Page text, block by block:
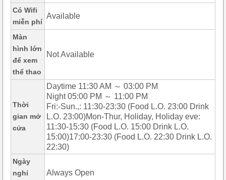
Có Wifi
miễn phí
Available
Màn
hình lớn
để xem
thể thao
Not Available
Thời
gian mở
cửa
Daytime 11:30 AM ～ 03:00 PM
Night 05:00 PM ～ 11:00 PM
Fri:-Sun.,: 11:30-23:30 (Food L.O. 23:00 Drink
L.O. 23:00)Mon-Thur, Holiday, Holiday eve:
11:30-15:30 (Food L.O. 15:00 Drink L.O.
15:00)17:00-23:30 (Food L.O. 22:30 Drink L.O.
22:30)
Ngày
nghỉ
Always Open